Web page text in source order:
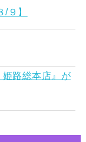
９】
路総本店』が